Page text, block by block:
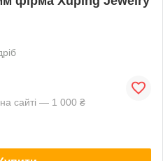
сайті — 1 000 ₴